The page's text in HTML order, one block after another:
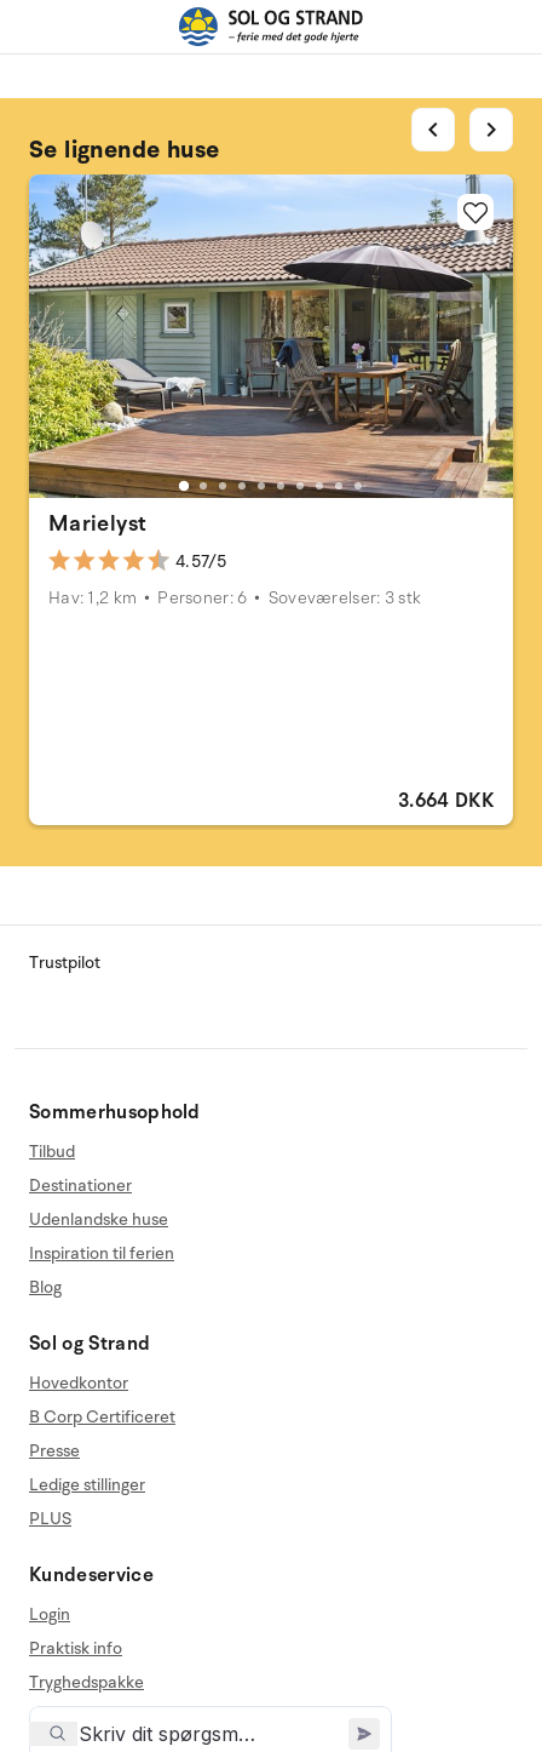
Se lignende huse
Marielyst
4.57/5
Hav: 1,2 km
Personer: 6 Soveværelser: 3 stk
3.664 DKK
chevron_left chevron_right
Trustpilot
Sommerhusophold
Tilbud
Destinationer
Udenlandske huse
Inspiration til ferien
Blog
Sol og Strand
Hovedkontor
B Corp Certificeret
Presse
Ledige stillinger
PLUS
Kundeservice
Login
Praktisk info
Tryghedspakke